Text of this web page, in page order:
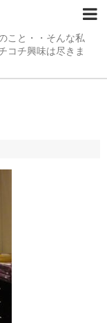
こと・・そんな私
コチ興味は尽きま